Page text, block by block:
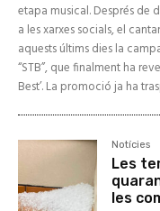
etapa musical. Després de
a les xarxes socials, el
aquests últims dies la
“STB”, que finalment ha
Best’. La promoció ja ha
Notícies
Les
les